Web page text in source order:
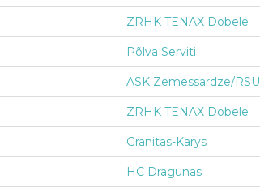
ZRHK TENAX Dobele
Põlva Serviti
ASK Zemessardze/RSU
ZRHK TENAX Dobele
Granitas-Karys
HC Dragunas